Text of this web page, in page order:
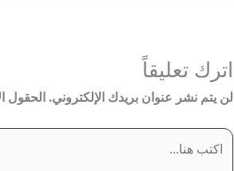
اترك تعليقاً
لن يتم نشر عنوان بريدك الإلكتروني. الحقول
اكتب
هنا...